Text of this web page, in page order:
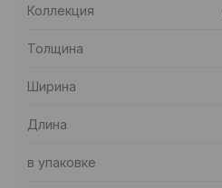
Коллекция
Толщина
Ширина
Длина
в упаковке